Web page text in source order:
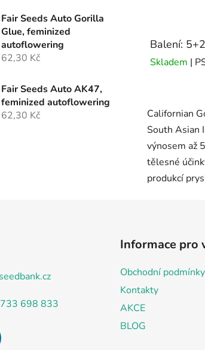
Fair Seeds Auto Gorilla
Glue, feminized
autoflowering
62,30 Kč
Fair Seeds Auto AK47,
feminized autoflowering
62,30 Kč
Balení:
Skladem |
seedbank.cz
698 833
Informace pro
Obchodní podmínky
Kontakty
AKCE
BLOG